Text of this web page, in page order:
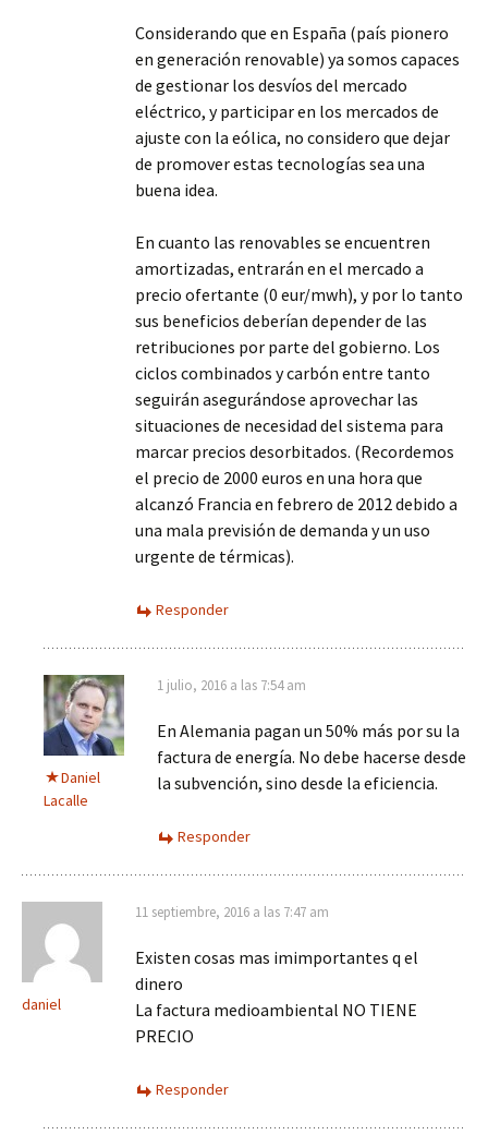
Considerando que en España (país pionero
en generación renovable) ya somos capaces
de gestionar los desvíos del mercado
eléctrico, y participar en los mercados de
ajuste con la eólica, no considero que dejar
de promover estas tecnologías sea una
buena idea.
En cuanto las renovables se encuentren
amortizadas, entrarán en el mercado a
precio ofertante (0 eur/mwh), y por lo tanto
sus beneficios deberían depender de las
retribuciones por parte del gobierno. Los
ciclos combinados y carbón entre tanto
seguirán asegurándose aprovechar las
situaciones de necesidad del sistema para
marcar precios desorbitados. (Recordemos
el precio de 2000 euros en una hora que
alcanzó Francia en febrero de 2012 debido a
una mala previsión de demanda y un uso
urgente de térmicas).
Responder
Daniel
Lacalle
1 julio, 2016 a las 7:54 am
En Alemania pagan un 50% más por su la
factura de energía. No debe hacerse desde
la subvención, sino desde la eficiencia.
Responder
daniel
11 septiembre, 2016 a las 7:47 am
Existen cosas mas imimportantes q el
dinero
La factura medioambiental NO TIENE
PRECIO
Responder